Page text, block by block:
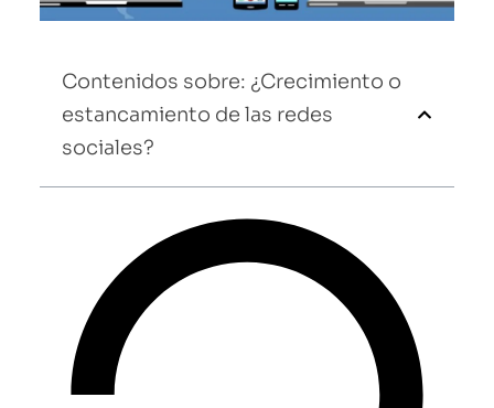
Contenidos sobre: ¿Crecimiento o
estancamiento de las redes
sociales?